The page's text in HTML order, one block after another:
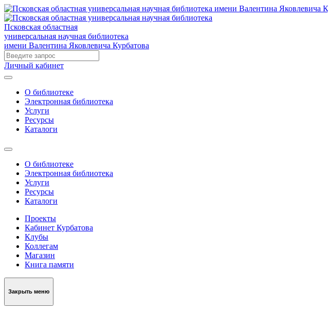
Псковская областная
универсальная научная библиотека
имени Валентина Яковлевича Курбатова
Личный кабинет
О библиотеке
Электронная библиотека
Услуги
Ресурсы
Каталоги
О библиотеке
Электронная библиотека
Услуги
Ресурсы
Каталоги
Проекты
Кабинет Курбатова
Клубы
Коллегам
Магазин
Книга памяти
Закрыть меню